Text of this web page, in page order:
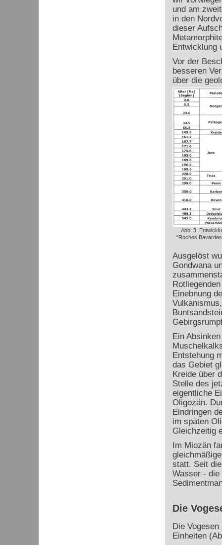
und am
in den
dieser
Entwicklung
Vor der
besseren
über die
Abb. 3:
“Roches
Ausgelöst
Gondwana
Einebnung
Ein
Entstehung
das Gebiet
Kreide über
Stelle des
eigentliche
Oligozän.
Eindringen
im späten
Gleichzeitig
Im Miozän
statt. Seit
Wasser - die
Die
Die
Einheiten